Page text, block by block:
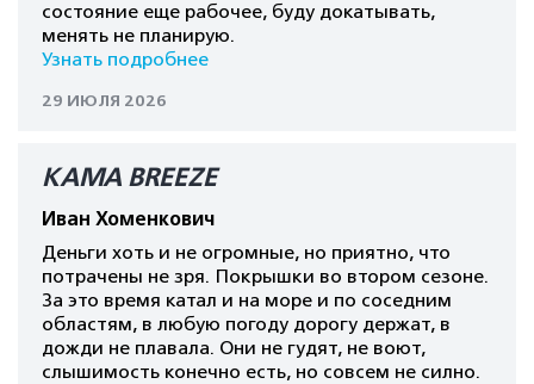
состояние еще рабочее, буду докатывать,
менять не планирую.
Узнать подробнее
29 ИЮЛЯ 2026
КАМА BREEZE
Иван Хоменкович
Деньги хоть и не огромные, но приятно, что
потрачены не зря. Покрышки во втором сезоне.
За это время катал и на море и по соседним
областям, в любую погоду дорогу держат, в
дожди не плавала. Они не гудят, не воют,
слышимость конечно есть, но совсем не силно.